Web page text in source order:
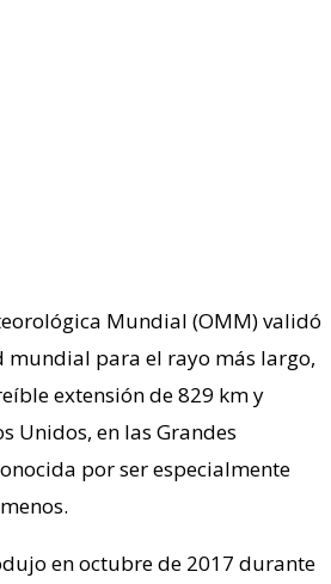
Mundial (OMM) validó
mundial para el rayo más largo,
extensión de 829 km y
Unidos, en las Grandes
por ser especialmente
en octubre de 2017 durante